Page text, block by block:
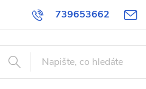
739653662
Blog Obchodní podmínky